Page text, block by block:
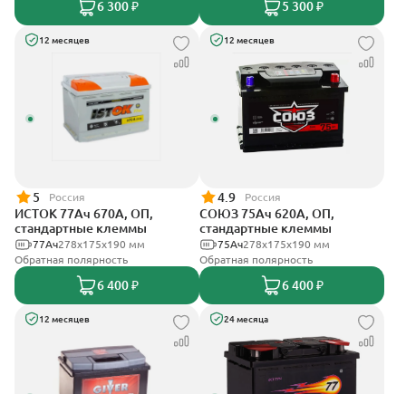
6 300 ₽ 5 300 ₽
12 месяцев
5 Россия
ИСТОК 77Ач 670А, ОП,
стандартные клеммы
278x175x190 мм
77Ач
Обратная полярность
6 400 ₽
12 месяцев
4.9 Россия
СОЮЗ 75Ач 620А, ОП,
стандартные клеммы
278x175x190 мм
75Ач
Обратная полярность
6 400 ₽
12 месяцев 24 месяца